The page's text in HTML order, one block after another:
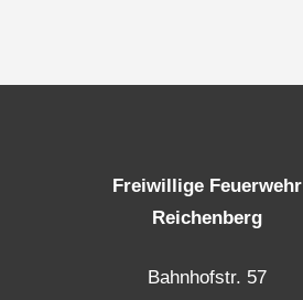
Freiwillige Feuerwehr
Reichenberg
Bahnhofstr. 57